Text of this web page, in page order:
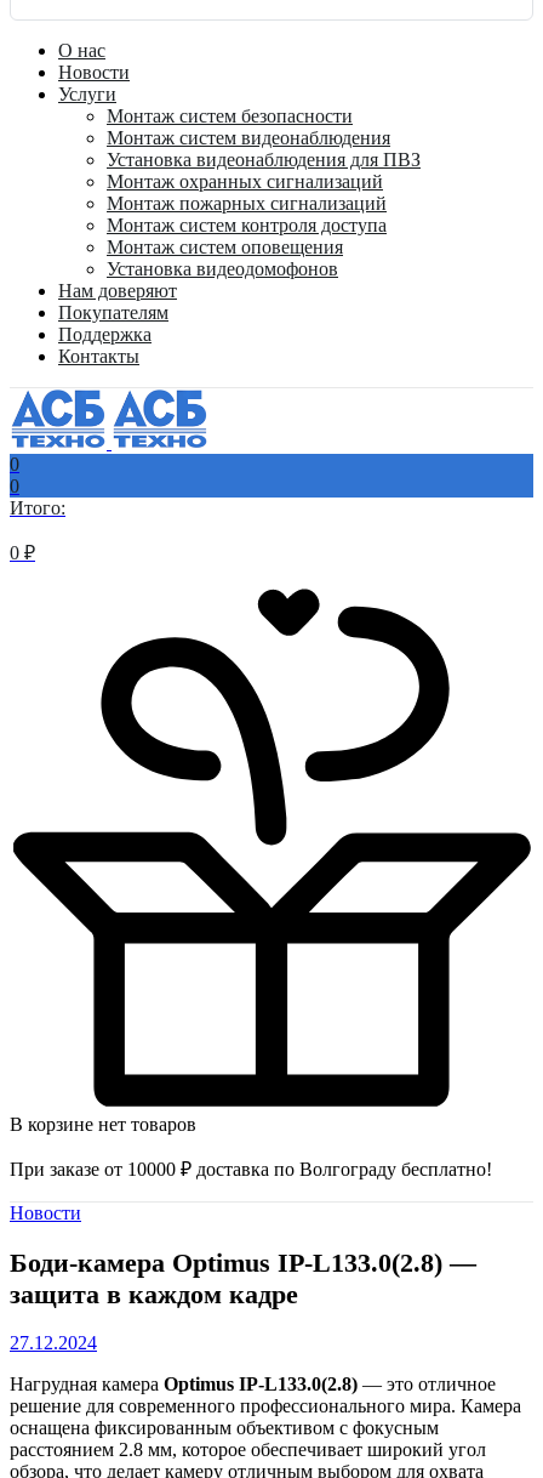
О нас
Новости
Услуги
Монтаж систем безопасности
Монтаж систем видеонаблюдения
Установка видеонаблюдения для ПВЗ
Монтаж охранных сигнализаций
Монтаж пожарных сигнализаций
Монтаж систем контроля доступа
Монтаж систем оповещения
Установка видеодомофонов
Нам доверяют
Покупателям
Поддержка
Контакты
0
0
Итого:
0 ₽
В корзине нет товаров
При заказе от 10000 ₽ доставка по Волгограду бесплатно!
Новости
Боди-камера Optimus IP-L133.0(2.8) —
защита в каждом кадре
27.12.2024
Нагрудная камера Optimus IP-L133.0(2.8) — это отличное
решение для современного профессионального мира. Камера
оснащена фиксированным объективом с фокусным
расстоянием 2.8 мм, которое обеспечивает широкий угол
обзора, что делает камеру отличным выбором для охвата